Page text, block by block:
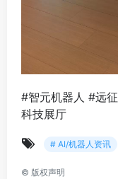
#智元机器人 #远
科技展厅
# AI/机器人资讯
© 版权声明